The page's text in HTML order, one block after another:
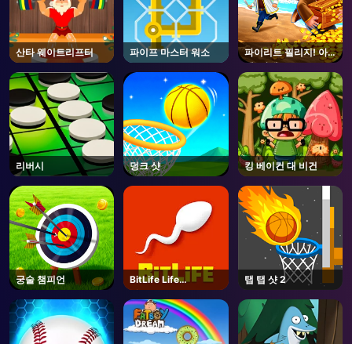
AD
산타 웨이트리프터 파이프 마스터 워소
파이리트 필리지! 아
예! 아예!
리버시 덩크 샷 킹 베이컨 대 비건
궁술 챔피언
BitLife Life
Simulator
탭 탭 샷 2